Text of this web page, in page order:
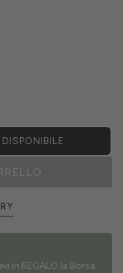
in REGALO la Borsa